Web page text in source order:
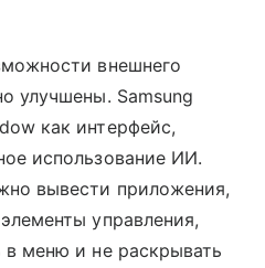
внешнего
улучшены. Samsung
как интерфейс,
использование ИИ.
вывести приложения,
управления,
меню и не раскрывать